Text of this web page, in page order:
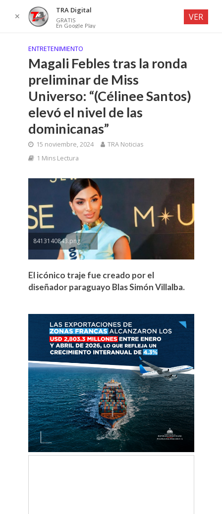
ENTRETENIMIENTO
Magali Febles tras la ronda
preliminar de Miss
Universo: “(Célinee Santos)
elevó el nivel de las
dominicanas”
15 noviembre, 2024
TRA Noticias
1 Mins Lectura
8413140843.png
El icónico traje fue creado por el
diseñador paraguayo Blas Simón Villalba.
✕
TRA Digital
GRATIS
En Google Play
VER